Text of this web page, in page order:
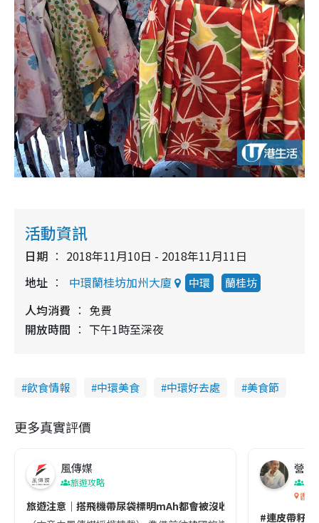
活動資訊
日期
2018年11月10日 - 2018年11月11日
地址
中環蘭桂坊加州大廈 中環 蘭桂坊
人均消費
免費
開放時間
下午1時至深夜
飲食情報 中環美食 中環好去處 美食節
更多真實評價
風傳媒
旅遊攻略
旅遊注意｜搭飛機帶尿袋標明mAh都會被沒收😱出發前切記檢查
營養
香港
#連皮帶籽